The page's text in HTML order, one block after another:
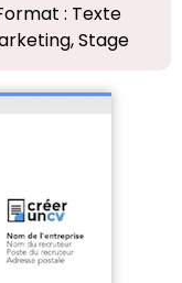
: Texte
,Stage